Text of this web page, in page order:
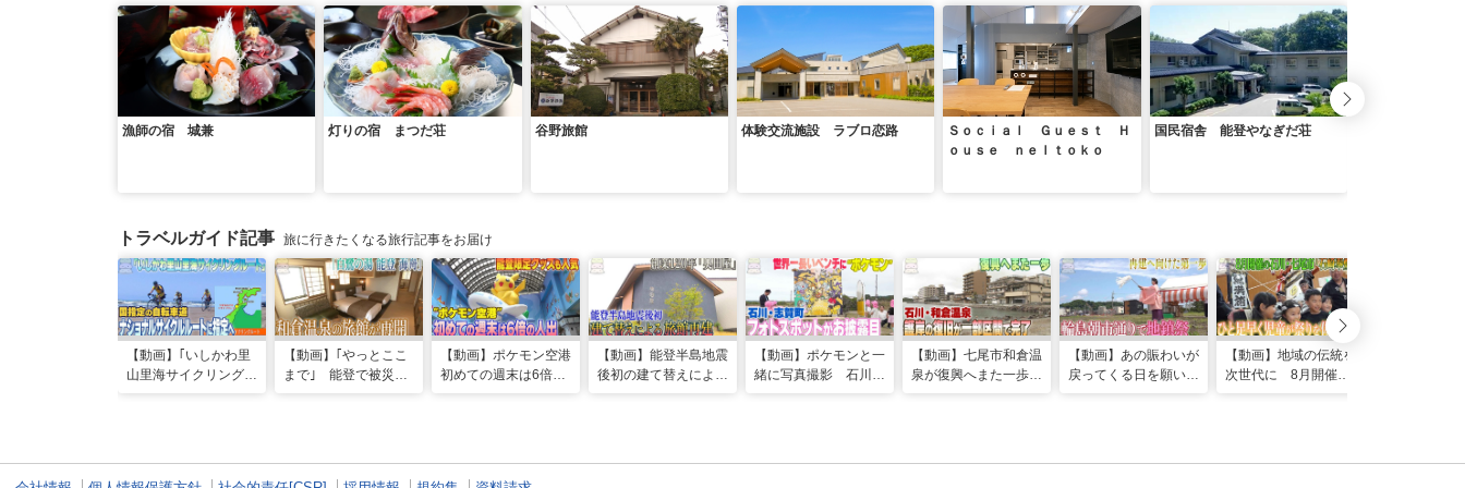
漁師の宿 城兼 灯りの宿 まつだ荘 谷野旅館 体験交流施設 ラブロ恋路
Ｓｏｃｉａｌ Ｇｕｅｓｔ Ｈ
ｏｕｓｅ ｎｅｌｔｏｋｏ
国民宿舎 能登やなぎだ荘
トラベルガイド記事 旅に行きたくなる旅行記事をお届け
【動画】｢いしかわ里
山里海サイクリングル
【動画】｢やっとここ
まで｣ 能登で被災の
【動画】ポケモン空港
初めての週末は6倍の
【動画】能登半島地震
後初の建て替えによる
【動画】ポケモンと一
緒に写真撮影 石川・
【動画】七尾市和倉温
泉が復興へまた一歩
【動画】あの賑わいが
戻ってくる日を願い
【動画】地域の伝統を
次世代に 8月開催の